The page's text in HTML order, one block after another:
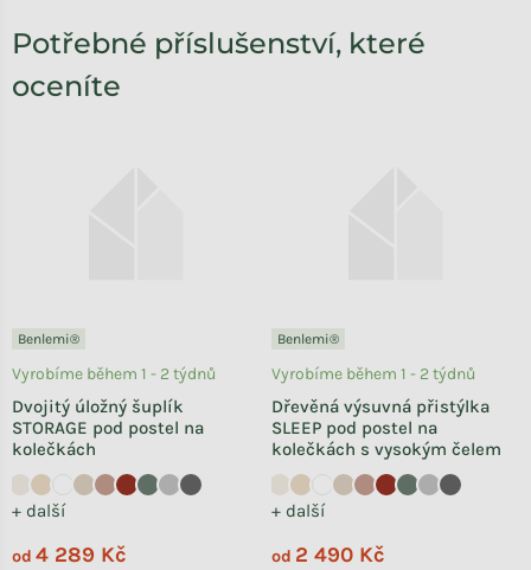
Potřebné příslušenství, které
oceníte
Benlemi®
Dvojitý úložný šuplík
STORAGE pod postel na
kolečkách
+ další
Vyrobíme během 1 - 2 týdnů
od 4 289 Kč
Benlemi®
Dřevěná výsuvná přistýlka
SLEEP pod postel na
kolečkách s vysokým čelem
+ další
Vyrobíme během 1 - 2 týdnů
od 2 490 Kč